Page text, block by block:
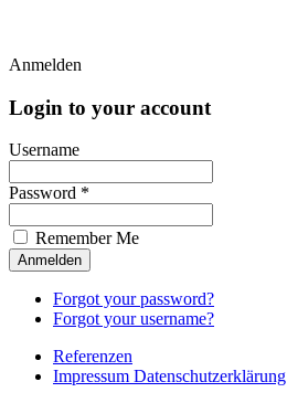
Anmelden
Login to your account
Username
Password *
Remember Me
Forgot your password?
Forgot your username?
Referenzen
Impressum Datenschutzerklärung